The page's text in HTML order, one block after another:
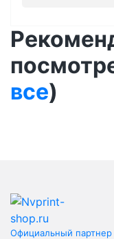
все)
Официальный партнер